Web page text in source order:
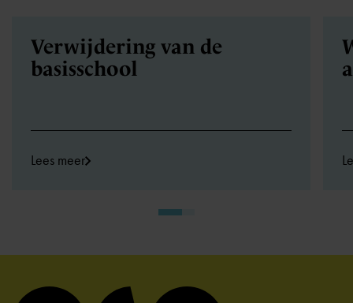
Verwijdering van de
basisschool
Lees meer